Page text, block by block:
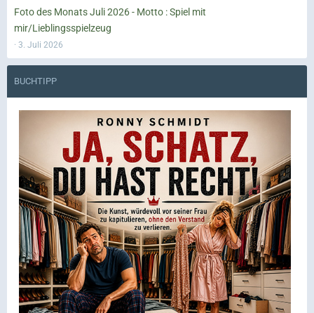
Foto des Monats Juli 2026 - Motto : Spiel mit
mir/Lieblingsspielzeug
3. Juli 2026
BUCHTIPP